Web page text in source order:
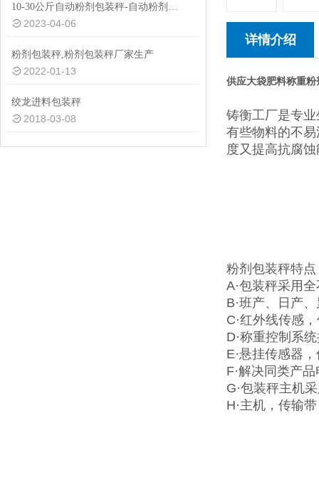
10-30公斤自动粉剂包装秤-自动粉剂防尘防爆功能包装机厂家生产
2023-04-06
粉剂包装秤,粉剂包装秤厂家生产
2022-01-13
绞龙进料包装秤
2018-03-08
详情介绍
供应大袋肥料称重
铸衡工厂是专
有些物料的不
度又提高抗腐
粉剂包装秤特点
A·包装秤采用
B·班产、日产
C·红外线传感
D·称重控制系
E·悬挂传感器
F·解决同类产
G·包装秤主机
H·主机，传输